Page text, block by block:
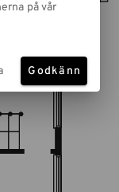
på vår
Godkänn